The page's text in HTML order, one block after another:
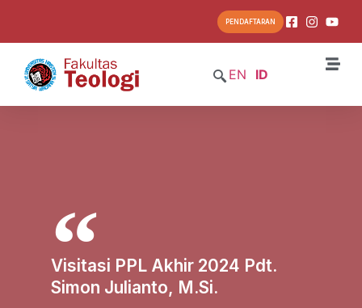
PENDAFTARAN
EN ID
Visitasi PPL Akhir 2024 Pdt.
Simon Julianto, M.Si.